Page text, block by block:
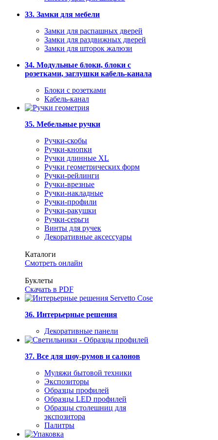
33. Замки для мебели
Замки для распашных дверей
Замки для раздвижных дверей
Замки для шторок жалюзи
34. Модульные блоки, блоки с
розетками, заглушки кабель-канала
Блоки с розетками
Кабель-канал
35. Мебельные ручки
Ручки-скобы
Ручки-кнопки
Ручки длинные XL
Ручки геометрических форм
Ручки-рейлинги
Ручки-врезные
Ручки-накладные
Ручки-профили
Ручки-ракушки
Ручки-серьги
Винты для ручек
Декоративные аксессуары
Каталоги
Смотреть онлайн
Буклеты
Скачать в PDF
36. Интерьерные решения
Декоративные панели
37. Все для шоу-румов и салонов
Муляжи бытовой техники
Экспозиторы
Образцы профилей
Образцы LED профилей
Образцы столешниц для
экспозитора
Палитры